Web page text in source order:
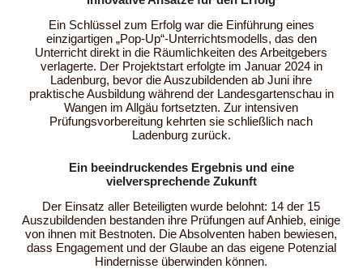
Ein Schlüssel zum Erfolg war die Einführung eines
einzigartigen „Pop-Up“-Unterrichtsmodells, das den
Unterricht direkt in die Räumlichkeiten des Arbeitgebers
verlagerte. Der Projektstart erfolgte im Januar 2024 in
Ladenburg, bevor die Auszubildenden ab Juni ihre
praktische Ausbildung während der Landesgartenschau in
Wangen im Allgäu fortsetzten. Zur intensiven
Prüfungsvorbereitung kehrten sie schließlich nach
Ladenburg zurück.
Ein beeindruckendes Ergebnis und eine
vielversprechende Zukunft
Der Einsatz aller Beteiligten wurde belohnt: 14 der 15
Auszubildenden bestanden ihre Prüfungen auf Anhieb, einige
von ihnen mit Bestnoten. Die Absolventen haben bewiesen,
dass Engagement und der Glaube an das eigene Potenzial
Hindernisse überwinden können.